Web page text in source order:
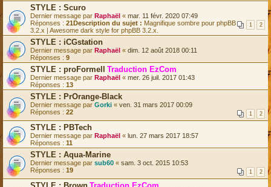
STYLE : Scuro
Dernier message par Raphaël « mar. 11 févr. 2020 07:49
Réponses : 21 1 2
Description du sujet : Magnifique sombre pour phpBB
3.2.x | Awesome dark style for phpBB 3.2.x.
STYLE : iCGstation
Dernier message par Raphaël « dim. 12 août 2018 00:11
Réponses : 9
STYLE : proFormell Traduction EzCom
Dernier message par Raphaël « mer. 26 juil. 2017 01:43
Réponses : 13
STYLE : PrOrange-Black
Dernier message par Gorki « ven. 31 mars 2017 00:09
Réponses : 22 1 2
STYLE : PBTech
Dernier message par Raphaël « lun. 27 mars 2017 18:57
Réponses : 11
STYLE : Aqua-Marine
Dernier message par sub60 « sam. 3 oct. 2015 10:53
Réponses : 19 1 2